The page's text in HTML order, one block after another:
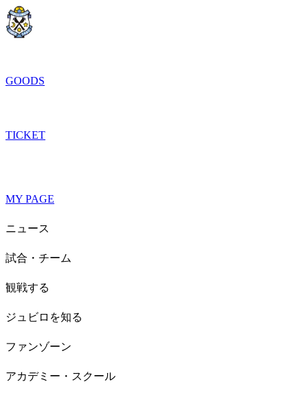
GOODS
TICKET
MY PAGE
ニュース
試合・チーム
観戦する
ジュビロを知る
ファンゾーン
アカデミー・スクール